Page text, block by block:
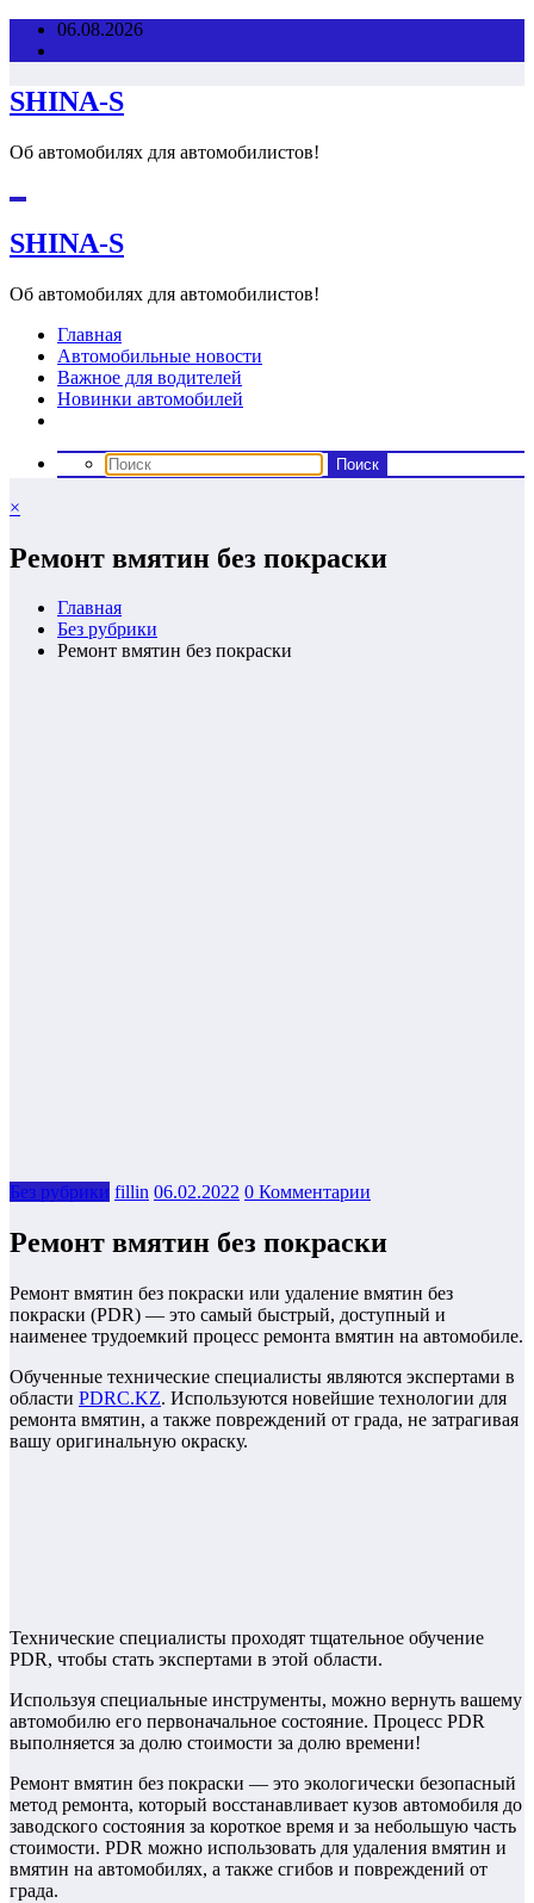
Перейти06.08.2026
SHINA-S
Об автомобилях для автомобилистов!
SHINA-S
Об автомобилях для автомобилистов!
Главная
Автомобильные новости
Важное для водителей
Новинки автомобилей
×
Ремонт вмятин без покраски
Главная
Без рубрики
Ремонт вмятин без покраски
Без рубрики fillin 06.02.2022 0 Комментарии
Ремонт вмятин без покраски
Ремонт вмятин без покраски или удаление вмятин без
покраски (PDR) — это самый быстрый, доступный и
наименее трудоемкий процесс ремонта вмятин на автомобиле.
Обученные технические специалисты являются экспертами в
области PDRC.KZ. Используются новейшие технологии для
ремонта вмятин, а также повреждений от града, не затрагивая
вашу оригинальную окраску.
Технические специалисты проходят тщательное обучение
PDR, чтобы стать экспертами в этой области.
Используя специальные инструменты, можно вернуть вашему
автомобилю его первоначальное состояние. Процесс PDR
выполняется за долю стоимости за долю времени!
Ремонт вмятин без покраски — это экологически безопасный
метод ремонта, который восстанавливает кузов автомобиля до
заводского состояния за короткое время и за небольшую часть
стоимости. PDR можно использовать для удаления вмятин и
вмятин на автомобилях, а также сгибов и повреждений от
града.